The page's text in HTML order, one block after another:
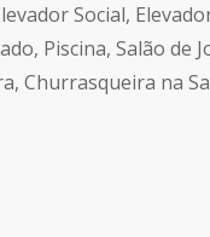
Social,
Piscina, Salão de
Churrasqueira na